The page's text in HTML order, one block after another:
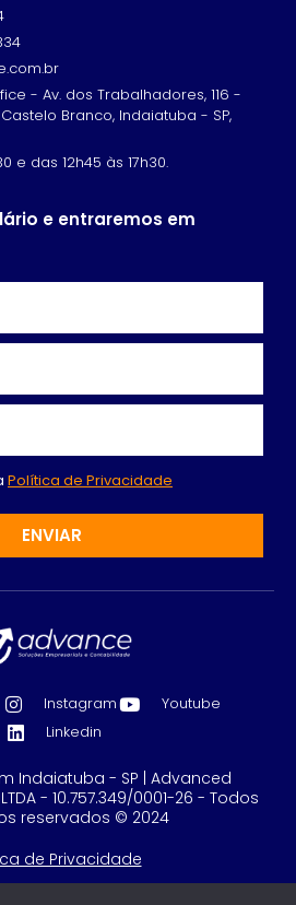
- Av. dos Trabalhadores, 116 -
Branco, Indaiatuba - SP,
e das 12h45 às 17h30.
e entraremos em
Política de Privacidade
ENVIAR
Instagram
Youtube
Linkedin
Indaiatuba - SP | Advanced
- 10.757.349/0001-26 - Todos
reservados © 2024
de Privacidade